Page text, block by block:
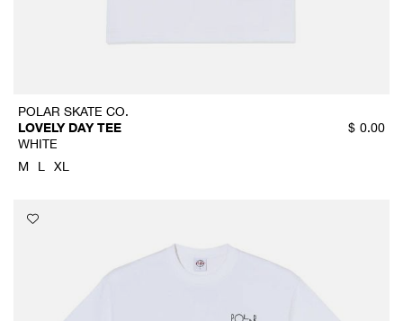
POLAR SKATE CO.
LOVELY DAY TEE
WHITE
$ 0.00
M L XL